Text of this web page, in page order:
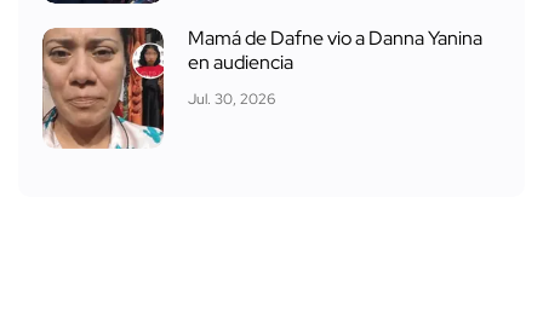
Mamá de Dafne vio a Danna Yanina
en audiencia
Jul. 30, 2026